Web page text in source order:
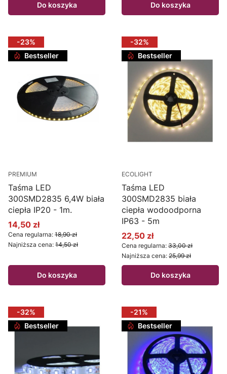
Do koszyka Do koszyka
-23%
Bestseller
PREMIUM
Taśma LED
300SMD2835 6,4W biała
ciepła IP20 - 1m.
Cena promocyjna
14,50 zł
Cena regularna: 18,90 zł
Najniższa cena: 14,50 zł
Do koszyka
-32%
Bestseller
ECOLIGHT
Taśma LED
300SMD2835 biała
ciepła wodoodporna
IP63 - 5m
Cena promocyjna
22,50 zł
Cena regularna: 33,00 zł
Najniższa cena: 25,99 zł
Do koszyka
-32%
Bestseller
-21%
Bestseller